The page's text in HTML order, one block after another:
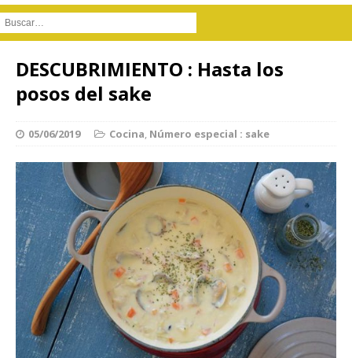
Buscar :
DESCUBRIMIENTO : Hasta los
posos del sake
05/06/2019 Cocina, Número especial : sake